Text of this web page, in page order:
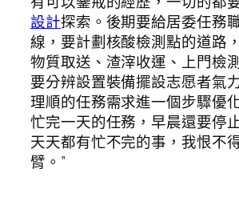
設計探索。後期要給居委任務
線，要計劃核酸檢測點的道路
物質取送、渣滓收運、上門檢
要分辨設置裝備擺設志愿者氣
理順的任務需求進一個步驟優
忙完一天的任務，早晨還要停
天天都有忙不完的事，我恨不
臂。”